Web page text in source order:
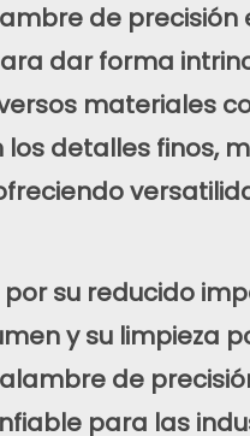
de precisión
dar forma
materiales
los detalles finos,
su reducido
y su limpieza
de
para las